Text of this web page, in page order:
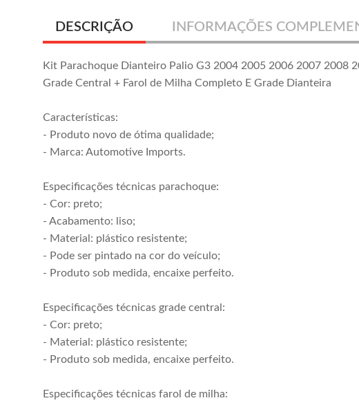
DESCRIÇÃO INFORMAÇÕES
Kit Parachoque Dianteiro Palio G3 2004 2005 2006 2007 2008
Grade Central + Farol de Milha Completo E Grade Dianteira
Características:
- Produto novo de ótima qualidade;
- Marca: Automotive Imports.
Especificações técnicas parachoque:
- Cor: preto;
- Acabamento: liso;
- Material: plástico resistente;
- Pode ser pintado na cor do veículo;
- Produto sob medida, encaixe perfeito.
Especificações técnicas grade central:
- Cor: preto;
- Material: plástico resistente;
- Produto sob medida, encaixe perfeito.
Especificações técnicas farol de milha: